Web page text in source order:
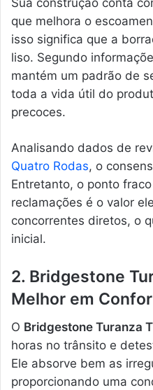
que melhora o
isso significa que a
liso. Segundo
mantém um padrão de
toda a vida útil do
precoces.
Analisando dados de
Quatro Rodas, o
Entretanto, o ponto
reclamações é o valor
concorrentes diretos, o
inicial.
2. Bridgestone
Melhor em
O Bridgestone Turanza
horas no trânsito e
Ele absorve bem as
proporcionando uma